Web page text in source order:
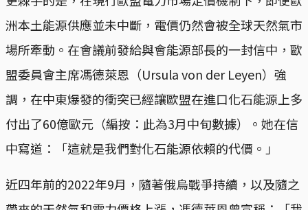
洲本土能源供應並未中斷，電價仍然會被全球天然氣市
場所牽動。在會議前發給與會能源部長的一封信中，歐
盟委員會主席馮德萊恩（Ursula von der Leyen）強
調，在中東爆發的衝突已經讓歐盟在進口化石能源上多
付出了60億歐元（編按：此為3月中旬數據）。她在信
中寫道：「這就是我們對化石能源依賴的代價。」
近四年前的2022年9月，隨著俄烏戰爭持續，以及隨之